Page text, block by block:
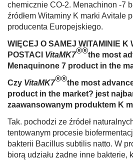
chemicznie CO-2. Menachinon -7
źródłem Witaminy K marki Avitale
producenta Europej­skiego.
WIĘCEJ O SAMEJ WITAMINIE K
POSTACI VitaMK7®®the most
Menaquinone 7 product in the
Czy VitaMK7®®the most
product in the market? jest
zaawansowanym produk­tem K
Tak. pochodzi ze źródeł
tentowanym procesie
bakterii Bacillus subtilis natto. W
biorą udziału żadne inne bakterie,